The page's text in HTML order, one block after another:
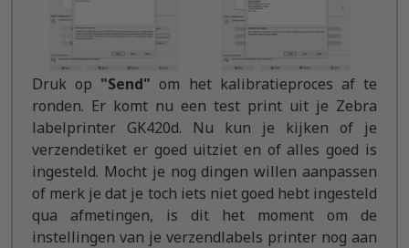
Druk op "Send"om het kalibratieproces af te
ronden. Er komt nu een test print uit je Zebra
labelprinter GK420d. Nu kun je kijken of je
verzendetiket er goed uitziet en of alles goed is
ingesteld. Mocht je nog dingen willen aanpassen
of merk je dat je toch iets niet goed hebt ingesteld
qua afmetingen, is dit het moment om de
instellingen van je verzendlabels printer nog aan